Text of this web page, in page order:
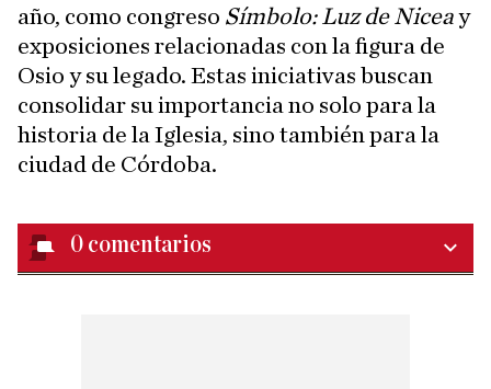
año, como congreso Símbolo: Luz de Niceay
exposiciones relacionadas con la figura de
Osio y su legado. Estas iniciativas buscan
consolidar su importancia no solo para la
historia de la Iglesia, sino también para la
ciudad de Córdoba.
0 comentarios